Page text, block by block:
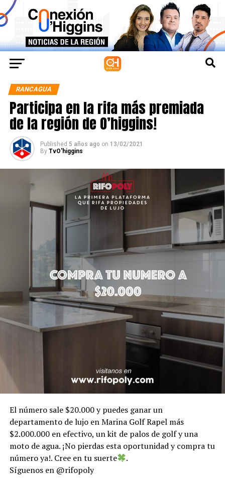
RANCAGUA
Participa en la rifa más premiada
de la región de O’higgins!
Published 5 años ago on 13/02/2021
By TvO'higgins
El número sale $20.000 y puedes ganar un
departamento de lujo en Marina Golf Rapel más
$2.000.000 en efectivo, un kit de palos de golf y una
moto de agua. ¡No pierdas esta oportunidad y compra tu
número ya!. Cree en tu suerte
.
Síguenos en @rifopoly